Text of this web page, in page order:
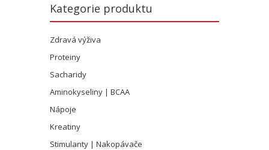
Kategorie produktu
Zdravá výživa
Proteiny
Sacharidy
Aminokyseliny | BCAA
Nápoje
Kreatiny
Stimulanty | Nakopávače